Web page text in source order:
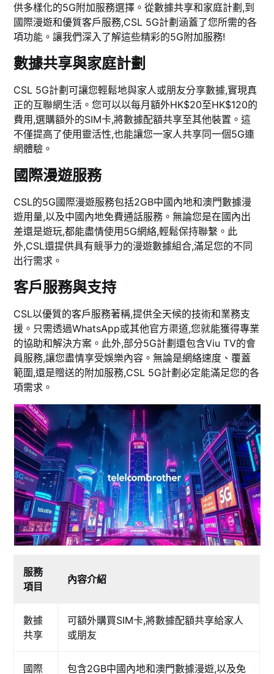
供多樣化的5G附加服務選擇。從數據共享和家庭計劃,到
國際漫遊和優質客戶服務,CSL 5G計劃涵蓋了您所需的各
項功能。讓我們深入了解這些精彩的5G附加服務!
數據共享與家庭計劃
CSL 5G計劃可讓您輕鬆地與家人或朋友分享數據,實現真
正的互聯網生活。您可以以每月額外HK$20至HK$120的
費用,選購額外的SIM卡,將數據配額共享至其他裝置。這
不僅提高了使用靈活性,也能讓您一家人共享同一個5G連
網體驗。
國際漫遊服務
CSL的5G國際漫遊服務包括2GB中國內地和澳門數據漫
遊用量,以及中國內地免費通話服務。無論您是在國內出
差還是遊玩,都能盡情使用5G網絡,輕鬆保持聯繫。此
外,CSL還提供具有競爭力的漫遊數據組合,滿足您的不同
出行需求。
客戶服務與支持
CSL以優質的客戶服務著稱,提供全天候的技術和業務支
援。只需透過WhatsApp或其他官方渠道,您就能獲得專業
的協助和解決方案。此外,部分5G計劃還包含Viu TV的會
員服務,讓您盡情享受娛樂內容。無論是網絡速度、覆蓋
範圍,還是贈送的附加服務,CSL 5G計劃必定能滿足您的各
項需求。
服務
項目
內容介紹
數據
共享
可額外購買SIM卡,將數據配額共享給家人
或朋友
國際 包含2GB中國內地和澳門數據漫遊,以及免